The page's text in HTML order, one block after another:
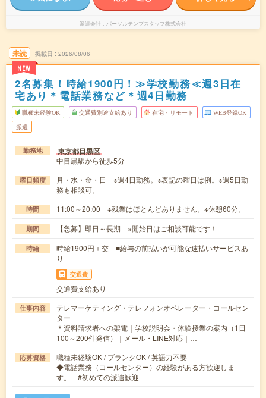
派遣会社 パーソルテンプスタッフ株式会社
未読
NEW
掲載日 2026/08/06
2名募集！時給1900円！≫学校勤務≪週3日在
宅あり＊電話業務など＊週4日勤務
職種未経験OK 交通費別途支給あり 在宅・リモート WEB登録OK
派遣
勤務地 東京都目黒区
中目黒駅から徒歩5分
曜日頻度
月・水・金・日 ※週4日勤務。※表記の曜日は例。※週5日勤
務も相談可。
時間 11:00～20:00 ※残業はほとんどありません。※休憩60分。
期間 【急募】即日～長期 ※開始日はご相談可能です！
時給
時給1900円＋交 ■給与の前払いが可能な速払いサービスあ
り
交通費
交通費支給あり
仕事内容
テレマーケティング・テレフォンオペレーター・コールセン
ター
＊資料請求者への架電｜学校説明会・体験授業の案内（1日
100～200件発信）｜メール・LINE対応｜…
応募資格
職種未経験OK / ブランクOK / 英語力不要
◆電話業務（コールセンター）の経験がある方歓迎しま
す。 #初めての派遣歓迎